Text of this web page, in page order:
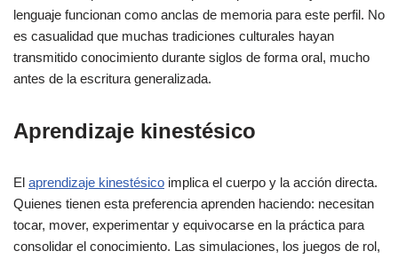
lenguaje funcionan como anclas de memoria para este perfil. No
es casualidad que muchas tradiciones culturales hayan
transmitido conocimiento durante siglos de forma oral, mucho
antes de la escritura generalizada.
Aprendizaje kinestésico
El aprendizaje kinestésico implica el cuerpo y la acción directa.
Quienes tienen esta preferencia aprenden haciendo: necesitan
tocar, mover, experimentar y equivocarse en la práctica para
consolidar el conocimiento. Las simulaciones, los juegos de rol,